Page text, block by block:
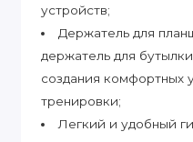
устройств;
Держатель для
держатель для
создания комфортных
тренировки;
Легкий и удобный